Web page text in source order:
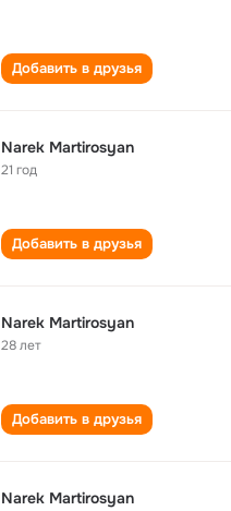
Добавить в друзья
Narek Martirosyan
21 год
Добавить в друзья
Narek Martirosyan
28 лет
Добавить в друзья
Narek Martirosyan